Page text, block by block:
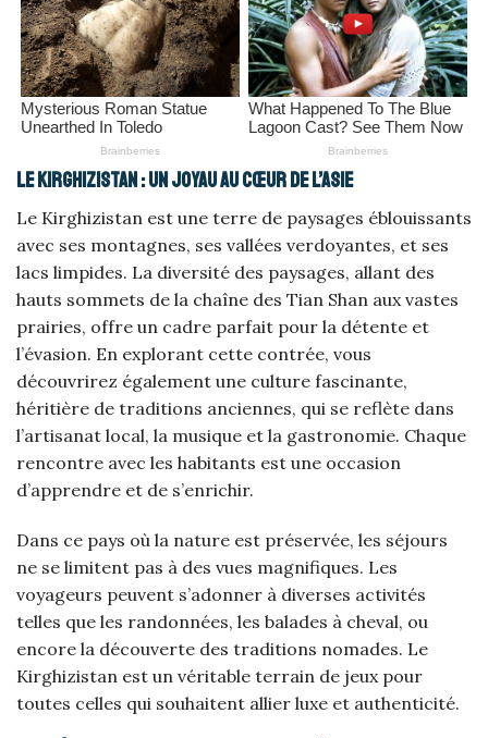
Le Kirghizistan : un joyau au cœur de l’Asie
Le Kirghizistan est une terre de paysages éblouissants
avec ses montagnes, ses vallées verdoyantes, et ses
lacs limpides. La diversité des paysages, allant des
hauts sommets de la chaîne des Tian Shan aux vastes
prairies, offre un cadre parfait pour la détente et
l’évasion. En explorant cette contrée, vous
découvrirez également une culture fascinante,
héritière de traditions anciennes, qui se reflète dans
l’artisanat local, la musique et la gastronomie. Chaque
rencontre avec les habitants est une occasion
d’apprendre et de s’enrichir.
Dans ce pays où la nature est préservée, les séjours
ne se limitent pas à des vues magnifiques. Les
voyageurs peuvent s’adonner à diverses activités
telles que les randonnées, les balades à cheval, ou
encore la découverte des traditions nomades. Le
Kirghizistan est un véritable terrain de jeux pour
toutes celles qui souhaitent allier luxe et authenticité.